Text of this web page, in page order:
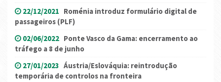
22/12/2021 Roménia introduz formulário digital de
passageiros (PLF)
02/06/2022 Ponte Vasco da Gama: encerramento ao
tráfego a 8 de junho
27/01/2023 Áustria/Eslováquia: reintrodução
temporária de controlos na fronteira